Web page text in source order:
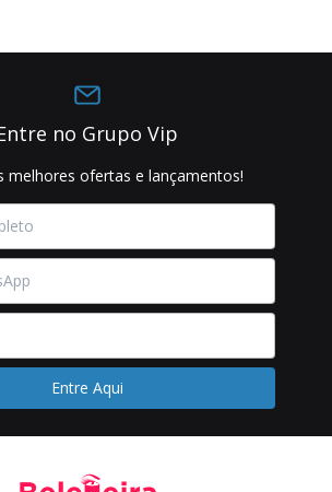
no Grupo Vip
melhores ofertas e lançamentos!